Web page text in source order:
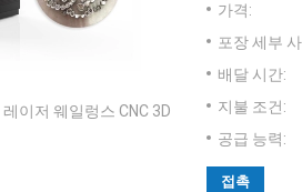
이저 웨일렁스 CNC 3D
가격:
포장 세부
배달 시간:
지불 조건:
공급 능력:
접촉